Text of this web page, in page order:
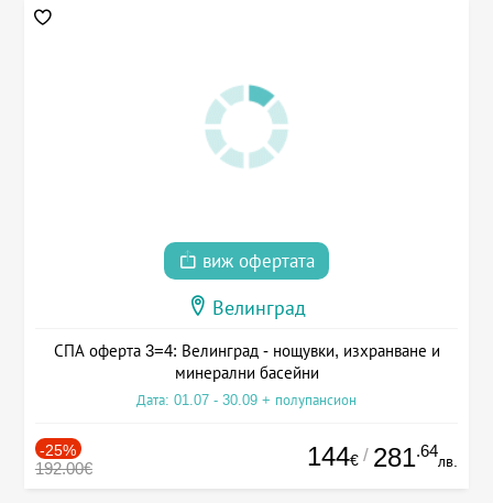
виж офертата
Велинград
СПА оферта 3=4: Велинград - нощувки, изхранване и
минерални басейни
Дата: 01.07 - 30.09 + полупансион
-25%
192.00€ 144€ / 281.64
лв.